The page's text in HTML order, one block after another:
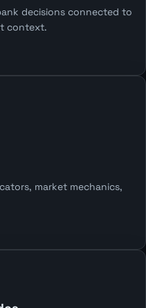
decisions connected to
context.
market mechanics,